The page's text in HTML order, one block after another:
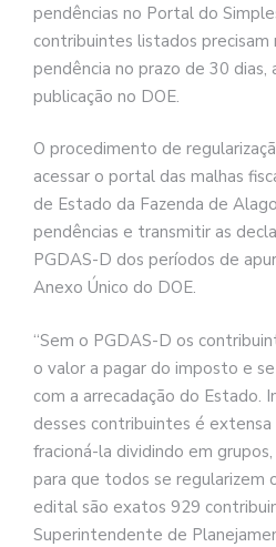
pendências no Portal do
contribuintes listados precisam
pendência no prazo de 30 dias,
publicação no DOE.
O procedimento de
acessar o portal das malhas
de Estado da Fazenda de
pendências e transmitir as
PGDAS-D dos períodos de
Anexo Único do DOE.
“Sem o PGDAS-D os
o valor a pagar do imposto e
com a arrecadação do Estado.
desses contribuintes é extensa
fracioná-la dividindo em
para que todos se regularizem
edital são exatos 929
Superintendente de